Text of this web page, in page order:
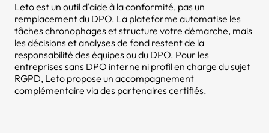
Leto est un outil d'aide à la conformité, pas un
remplacement du DPO. La plateforme automatise les
tâches chronophages et structure votre démarche, mais
les décisions et analyses de fond restent de la
responsabilité des équipes ou du DPO. Pour les
entreprises sans DPO interne ni profil en charge du sujet
RGPD, Leto propose un accompagnement
complémentaire via des partenaires certifiés.